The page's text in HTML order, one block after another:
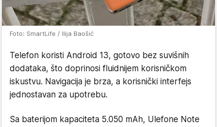
Foto: SmartLife / Ilija Baošić
Telefon koristi Android 13, gotovo bez suvišnih
dodataka, što doprinosi fluidnijem korisničkom
iskustvu. Navigacija je brza, a korisnički interfejs
jednostavan za upotrebu.
Sa baterijom kapaciteta 5.050 mAh, Ulefone Note